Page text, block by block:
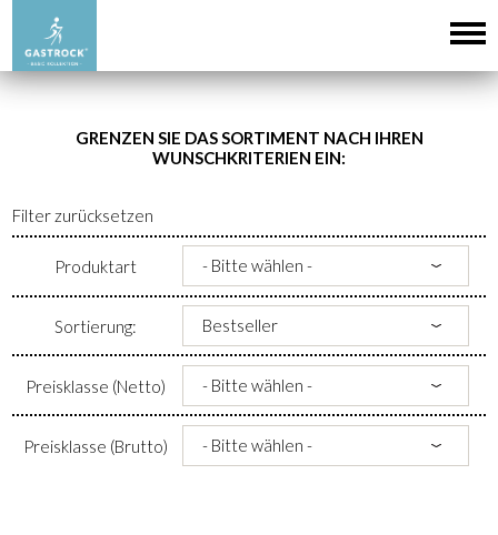
GRENZEN SIE DAS SORTIMENT NACH IHREN
WUNSCHKRITERIEN EIN:
Filter zurücksetzen
Produktart
Sortierung:
Preisklasse (Netto)
Preisklasse (Brutto)